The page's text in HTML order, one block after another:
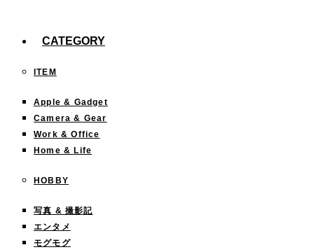
CATEGORY
ITEM
Apple & Gadget
Camera & Gear
Work & Office
Home & Life
HOBBY
写真 & 撮影記
エンタメ
モグモグ